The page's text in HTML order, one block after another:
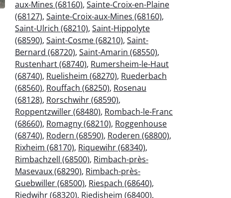
aux-Mines (68160), Sainte-Croix-en-Plaine
(68127), Sainte-Croix-aux-Mines (68160),
Saint-Ulrich (68210), Saint-Hippolyte
(68590), Saint-Cosme (68210), Saint-
Bernard (68720), Saint-Amarin (68550),
Rustenhart (68740), Rumersheim-le-Haut
(68740), Ruelisheim (68270), Ruederbach
(68560), Rouffach (68250), Rosenau
(68128), Rorschwihr (68590),
Roppentzwiller (68480), Rombach-le-Franc
(68660), Romagny (68210), Roggenhouse
(68740), Rodern (68590), Roderen (68800),
Rixheim (68170), Riquewihr (68340),
Rimbachzell (68500), Rimbach-près-
Masevaux (68290), Rimbach-près-
Guebwiller (68500), Riespach (68640),
Riedwihr (68320), Riedisheim (68400),